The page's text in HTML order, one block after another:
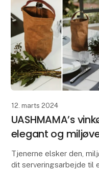
12. marts 2024
UASHMAMA’s
elegant og
Tjenerne elsker den,
dit serveringsarbejde til